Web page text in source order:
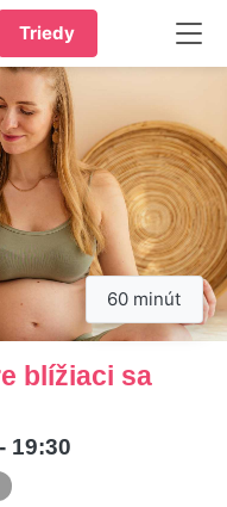
Triedy
60 minút
blížiaci sa
19:30